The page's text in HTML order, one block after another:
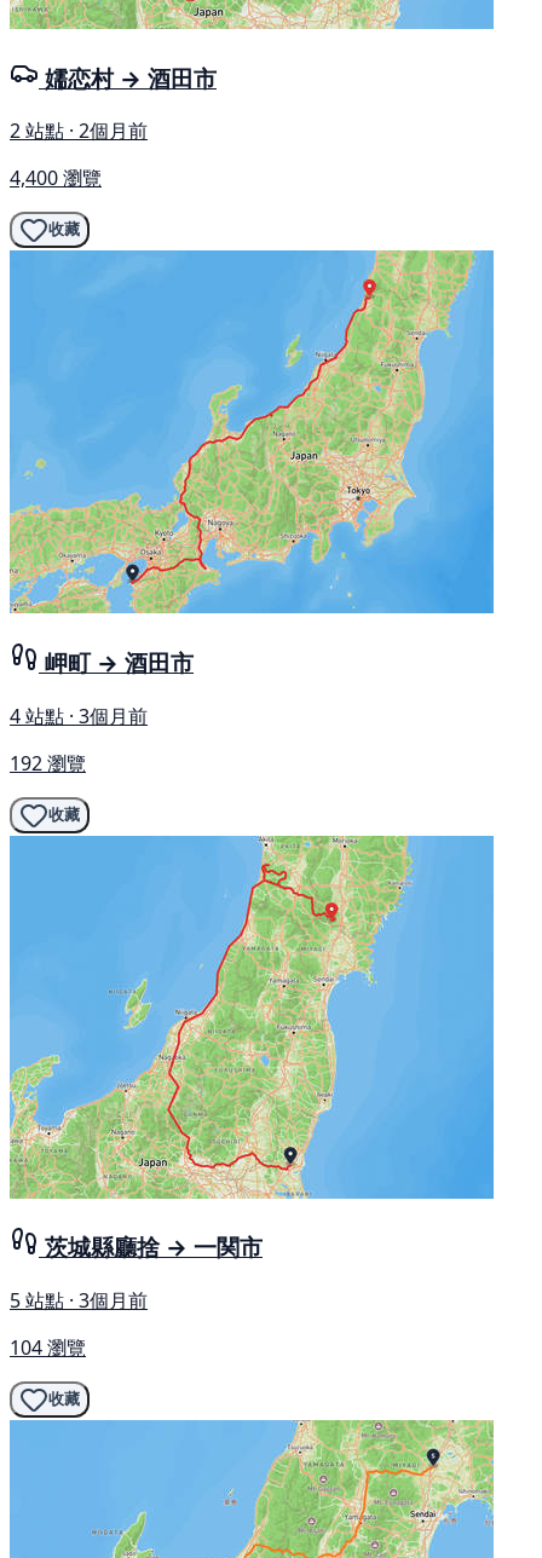
嬬恋村 → 酒田市
2 站點 · 2個月前
4,400 瀏覽
收藏
岬町 → 酒田市
4 站點 · 3個月前
192 瀏覽
收藏
茨城縣廳捨 → 一関市
5 站點 · 3個月前
104 瀏覽
收藏